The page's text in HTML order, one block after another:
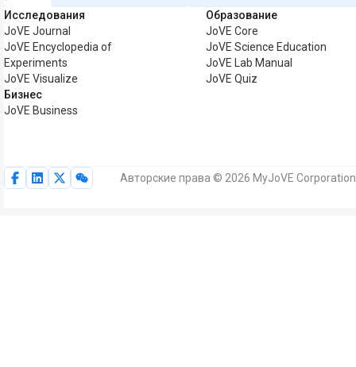
Исследования
JoVE Journal
JoVE Encyclopedia of
Experiments
JoVE Visualize
Бизнес
JoVE Business
Образование
JoVE Core
JoVE Science Education
JoVE Lab Manual
JoVE Quiz
Авторские права © 2026 MyJoVE